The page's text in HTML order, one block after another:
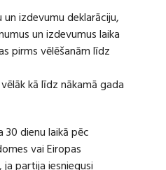
izdevumu deklarāciju,
un izdevumus laika
pirms vēlēšanām līdz
kā līdz nākamā gada
30 dienu laikā pēc
vai Eiropas
partija iesniegusi